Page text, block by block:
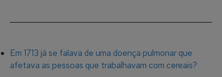
Em 1713 já se falava de uma doença pulmonar que
afetava as pessoas que trabalhavam com cereais?